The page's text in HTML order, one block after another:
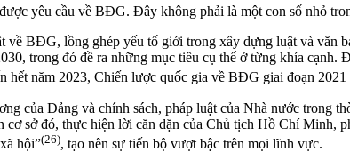
yêu cầu về BĐG. Đây không phải là một con số nhỏ
về BĐG, lồng ghép yếu tố giới trong xây dựng luật và văn
trong đó đề ra những mục tiêu cụ thể ở từng khía
năm 2023, Chiến lược quốc gia về BĐG giai đoạn
của Đảng và chính sách, pháp luật của Nhà nước trong
cơ sở đó, thực hiện lời căn dặn của Chủ tịch Hồ Chí Minh,
hội”(26), tạo nên sự tiến bộ vượt bậc trên mọi lĩnh vực.